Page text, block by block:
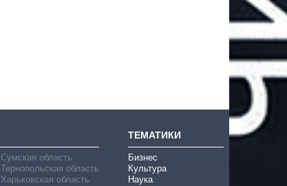
Сумская область
Тернопольская область
Харьковская область
ТЕМАТИКИ
Бизнес
Культура
Наука